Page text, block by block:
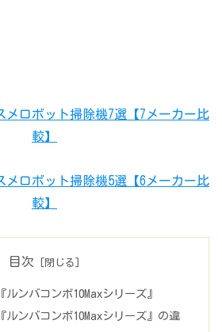
メロボット掃除機7選【7メーカー比
較】
メロボット掃除機5選【6メーカー比
較】
目次
ルンバコンボ10Maxシリーズ』
ルンバコンボ10Maxシリーズ』の違